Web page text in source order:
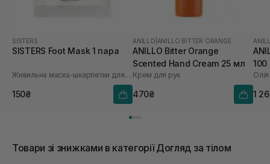
SISTERS
SISTERS Foot Mask 1 пара
Живильна маска-шкарпетки для ніг
150₴
ANILLO ANILLO BITTER ORANGE
ANILLO Bitter Orange
Scented Hand Cream 25 мл
Крем для рук
470₴
Олія
1
Товари зі знижками в категорії Догляд за тілом